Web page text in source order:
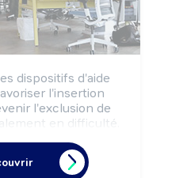
dispositifs d'aide
l'insertion
l'exclusion de
en difficulté.
de la vie
à des familles.